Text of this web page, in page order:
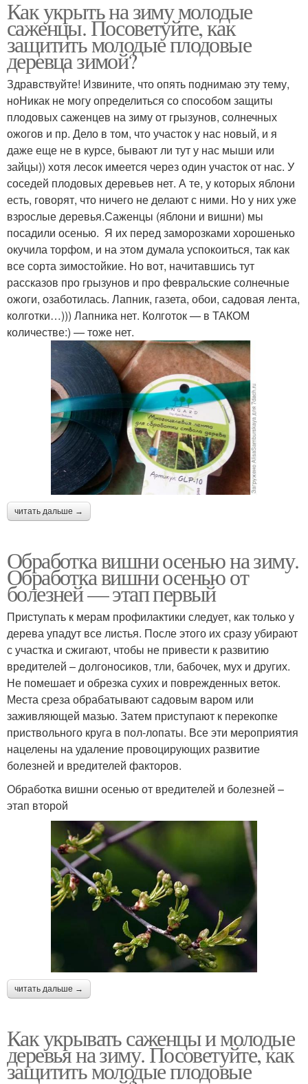
Как укрыть на зиму молодые
саженцы. Посоветуйте, как
защитить молодые плодовые
деревца зимой?
Здравствуйте! Извините, что опять поднимаю эту тему,
ноНикак не могу определиться со способом защиты
плодовых саженцев на зиму от грызунов, солнечных
ожогов и пр. Дело в том, что участок у нас новый, и я
даже еще не в курсе, бывают ли тут у нас мыши или
зайцы)) хотя лесок имеется через один участок от нас. У
соседей плодовых деревьев нет. А те, у которых яблони
есть, говорят, что ничего не делают с ними. Но у них уже
взрослые деревья.Саженцы (яблони и вишни) мы
посадили осенью. Я их перед заморозками хорошенько
окучила торфом, и на этом думала успокоиться, так как
все сорта зимостойкие. Но вот, начитавшись тут
рассказов про грызунов и про февральские солнечные
ожоги, озаботилась. Лапник, газета, обои, садовая лента,
колготки…))) Лапника нет. Колготок — в ТАКОМ
количестве:) — тоже нет.
читать дальше →
Обработка вишни осенью на зиму.
Обработка вишни осенью от
болезней — этап первый
Приступать к мерам профилактики следует, как только у
дерева упадут все листья. После этого их сразу убирают
с участка и сжигают, чтобы не привести к развитию
вредителей – долгоносиков, тли, бабочек, мух и других.
Не помешает и обрезка сухих и поврежденных веток.
Места среза обрабатывают садовым варом или
заживляющей мазью. Затем приступают к перекопке
приствольного круга в пол-лопаты. Все эти мероприятия
нацелены на удаление провоцирующих развитие
болезней и вредителей факторов.
Обработка вишни осенью от вредителей и болезней –
этап второй
читать дальше →
Как укрывать саженцы и молодые
деревья на зиму. Посоветуйте, как
защитить молодые плодовые